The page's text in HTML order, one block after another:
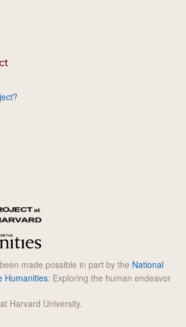
made possible in part by the National
Humanities: Exploring the human endeavor
Harvard University.